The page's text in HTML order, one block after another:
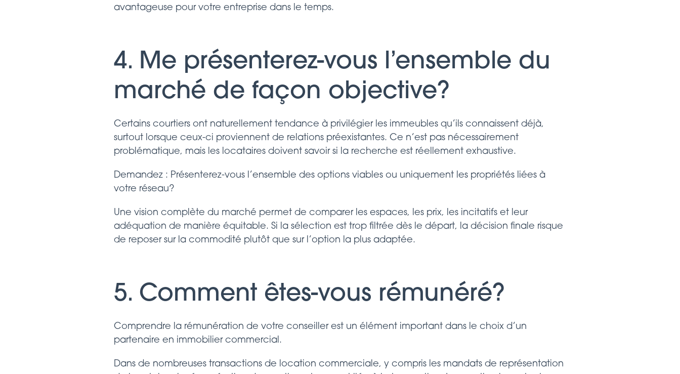
avantageuse pour votre entreprise dans le temps.
4. Me présenterez-vous l’ensemble du
marché de façon objective?
Certains courtiers ont naturellement tendance à privilégier les immeubles qu’ils connaissent déjà,
surtout lorsque ceux-ci proviennent de relations préexistantes. Ce n’est pas nécessairement
problématique, mais les locataires doivent savoir si la recherche est réellement exhaustive.
Demandez : Présenterez-vous l’ensemble des options viables ou uniquement les propriétés liées à
votre réseau?
Une vision complète du marché permet de comparer les espaces, les prix, les incitatifs et leur
adéquation de manière équitable. Si la sélection est trop filtrée dès le départ, la décision finale risque
de reposer sur la commodité plutôt que sur l’option la plus adaptée.
5. Comment êtes-vous rémunéré?
Comprendre la rémunération de votre conseiller est un élément important dans le choix d’un
partenaire en immobilier commercial.
Dans de nombreuses transactions de location commerciale, y compris les mandats de représentation